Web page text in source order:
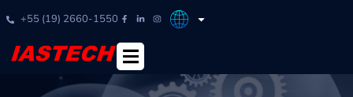
+55 (19) 2660-1550